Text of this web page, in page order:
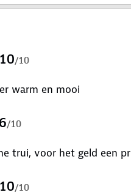
10/10
warm en mooi
6/10
warme trui, voor het geld
10/10